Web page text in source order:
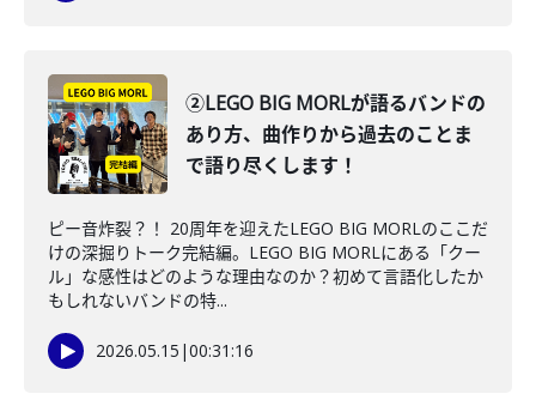
②LEGO BIG MORLが語るバンドの
あり方、曲作りから過去のことま
で語り尽くします！
ピー音炸裂？！ 20周年を迎えたLEGO BIG MORLのここだ
けの深掘りトーク完結編。LEGO BIG MORLにある「クー
ル」な感性はどのような理由なのか？初めて言語化したか
もしれないバンドの特...
2026.05.15 |00:31:16